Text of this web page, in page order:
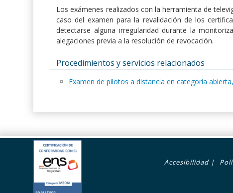
Los exámenes realizados con la herramienta de
caso del examen para la revalidación de los
detectarse alguna irregularidad durante la
alegaciones previa a la resolución de revocación.
Procedimientos y servicios relacionados
Examen de pilotos a distancia en categoría
Footer
Accesibilidad |